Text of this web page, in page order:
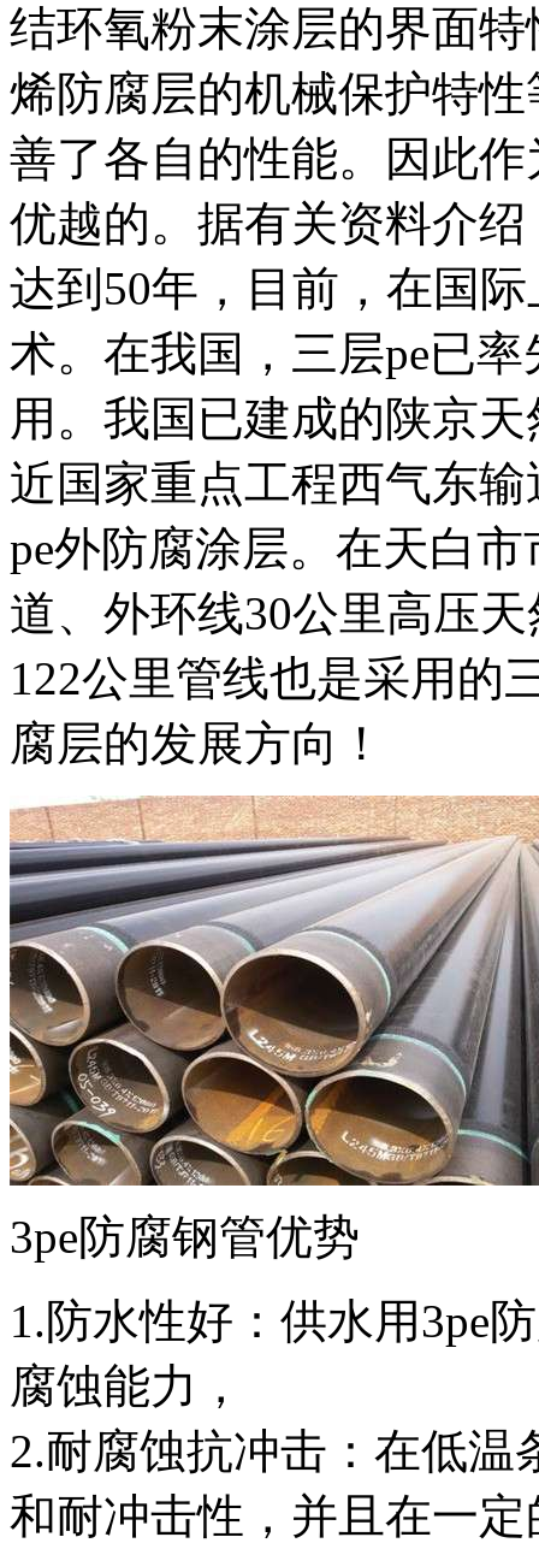
结环氧粉末涂层的界面
烯防腐层的机械保护特
善了各自的性能。因此
优越的。据有关资料介
达到50年，目前，在国
术。在我国，三层pe已
用。我国已建成的陕京
近国家重点工程西气东
pe外防腐涂层。在天白
道、外环线30公里高压
122公里管线也是采用的
腐层的发展方向！
3pe防腐钢管优势
1.防水性好：供水用3pe
腐蚀能力，
2.耐腐蚀抗冲击：在低
和耐冲击性，并且在一